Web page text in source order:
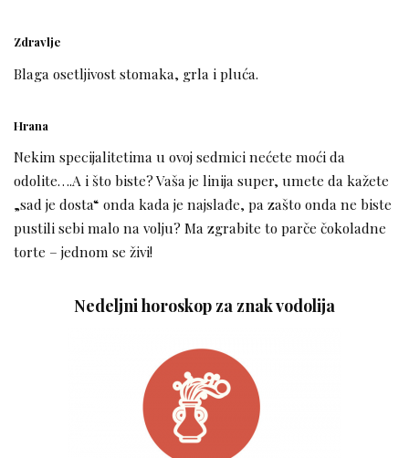
Zdravlje
Blaga osetljivost stomaka, grla i pluća.
Hrana
Nekim specijalitetima u ovoj sedmici nećete moći da
odolite….A i što biste? Vaša je linija super, umete da kažete
„sad je dosta“ onda kada je najslađe, pa zašto onda ne biste
pustili sebi malo na volju? Ma zgrabite to parče čokoladne
torte – jednom se živi!
Nedeljni horoskop za znak vodolija